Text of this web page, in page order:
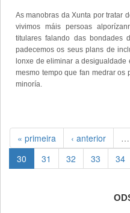
As manobras da Xunta por tratar
vivimos máis persoas
titulares falando das bondades
padecemos os seus plans de
lonxe de eliminar a
mesmo tempo que fan medrar os
minoría.
« primeira ‹ anterior …
30
31 32 33 34